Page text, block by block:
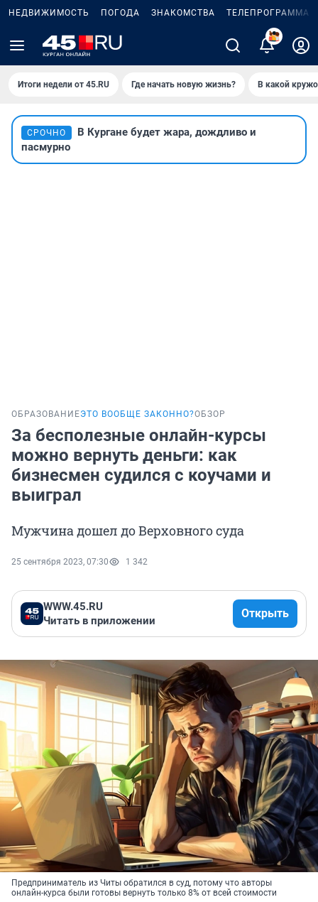
НЕДВИЖИМОСТЬ ПОГОДА ЗНАКОМСТВА ТЕЛЕПРОГРАММА
2
Итоги недели от 45.RU Где начать новую жизнь? В какой
СРОЧНО
В Кургане будет жара, дождливо и
пасмурно
ОБРАЗОВАНИЕЭТО ВООБЩЕ ЗАКОННО?ОБЗОР
За бесполезные онлайн-курсы
можно вернуть деньги: как
бизнесмен судился с коучами и
выиграл
Мужчина дошел до Верховного суда
25 сентября 2023, 07:30 1 342
WWW.45.RU
Читать в приложении
Открыть
Предприниматель из Читы обратился в суд, потому что авторы
онлайн-курса были готовы вернуть только 8% от всей стоимости